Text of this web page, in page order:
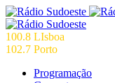
100.8 LIsboa
102.7 Porto
Programação